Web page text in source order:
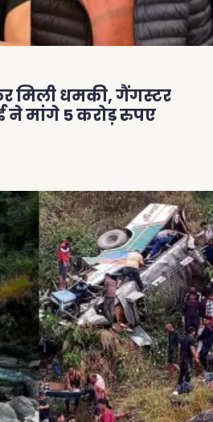
मिली धमकी, गैंगस्टर
ने मांगे 5 करोड़ रुपए